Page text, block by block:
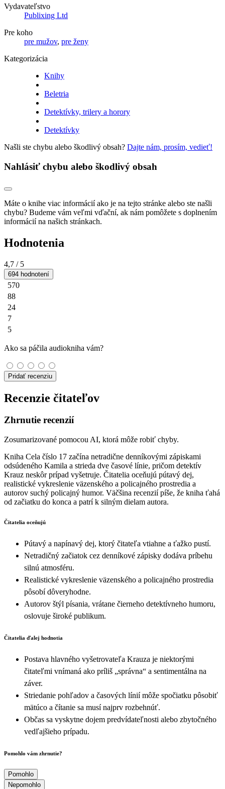
Vydavateľstvo
Publixing Ltd
Pre koho
pre mužov, pre ženy
Kategorizácia
Knihy
Beletria
Detektívky, trilery a horory
Detektívky
Našli ste chybu alebo škodlivý obsah? Dajte nám, prosím, vedieť!
Nahlásiť chybu alebo škodlivý obsah
Máte o knihe viac informácií ako je na tejto stránke alebo ste našli
chybu? Budeme vám veľmi vďační, ak nám pomôžete s doplnením
informácií na našich stránkach.
Hodnotenia
4,7 / 5
694 hodnotení
570
88
24
7
5
Ako sa páčila audiokniha vám?
Pridať recenziu
Recenzie čitateľov
Zhrnutie recenzií
Zosumarizované pomocou AI, ktorá môže robiť chyby.
Kniha Cela číslo 17 začína netradične denníkovými zápiskami
odsúdeného Kamila a strieda dve časové línie, pričom detektív
Krauz neskôr prípad vyšetruje. Čitatelia oceňujú pútavý dej,
realistické vykreslenie väzenského a policajného prostredia a
autorov suchý policajný humor. Väčšina recenzií píše, že kniha ťahá
od začiatku do konca a patrí k silným dielam autora.
Čitatelia oceňujú
Pútavý a napínavý dej, ktorý čitateľa vtiahne a ťažko pustí.
Netradičný začiatok cez denníkové zápisky dodáva príbehu
silnú atmosféru.
Realistické vykreslenie väzenského a policajného prostredia
pôsobí dôveryhodne.
Autorov štýl písania, vrátane čierneho detektívneho humoru,
oslovuje široké publikum.
Čitatelia ďalej hodnotia
Postava hlavného vyšetrovateľa Krauza je niektorými
čitateľmi vnímaná ako príliš „správna“ a sentimentálna na
záver.
Striedanie pohľadov a časových línií môže spočiatku pôsobiť
mätúco a čítanie sa musí najprv rozbehnúť.
Občas sa vyskytne dojem predvídateľnosti alebo zbytočného
vedľajšieho prípadu.
Pomohlo vám zhrnutie?
Pomohlo
Nepomohlo